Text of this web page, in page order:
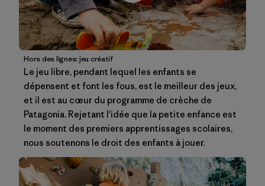
Hors des lignes: jeu créatif
Le jeu libre, pendant lequel les enfants se
dépensent et font les fous, est le meilleur des jeux,
et il est au cœur du programme de crèche de
Patagonia. Rejetant l'idée que la petite enfance est
le moment des premiers apprentissages scolaires,
nous soutenons le droit des enfants à jouer.